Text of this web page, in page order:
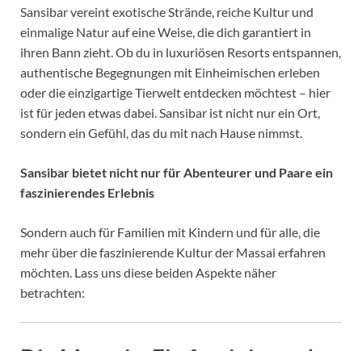
Sansibar vereint exotische Strände, reiche Kultur und
einmalige Natur auf eine Weise, die dich garantiert in
ihren Bann zieht. Ob du in luxuriösen Resorts entspannen,
authentische Begegnungen mit Einheimischen erleben
oder die einzigartige Tierwelt entdecken möchtest – hier
ist für jeden etwas dabei. Sansibar ist nicht nur ein Ort,
sondern ein Gefühl, das du mit nach Hause nimmst.
Sansibar bietet nicht nur für Abenteurer und Paare ein
faszinierendes Erlebnis
Sondern auch für Familien mit Kindern und für alle, die
mehr über die faszinierende Kultur der Massai erfahren
möchten. Lass uns diese beiden Aspekte näher
betrachten: